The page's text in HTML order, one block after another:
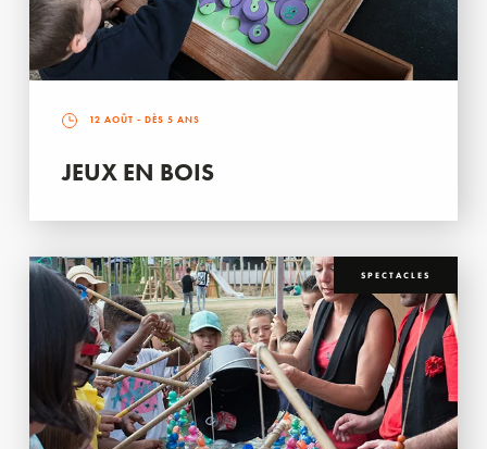
12 AOÛT - DÈS 5 ANS
JEUX EN BOIS
SPECTACLES